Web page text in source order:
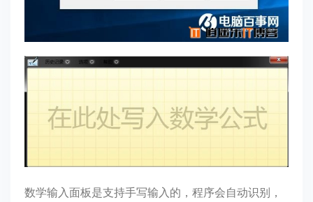
数学输入面板是支持手写输入的，程序会自动识别，